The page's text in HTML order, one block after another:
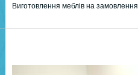
Виготовлення меблів на замовлення